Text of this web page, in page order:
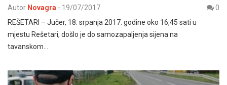
Autor Novagra - 19/07/2017
0
REŠETARI – Jučer, 18. srpanja 2017. godine oko 16,45 sati u
mjestu Rešetari, došlo je do samozapaljenja sijena na
tavanskom…